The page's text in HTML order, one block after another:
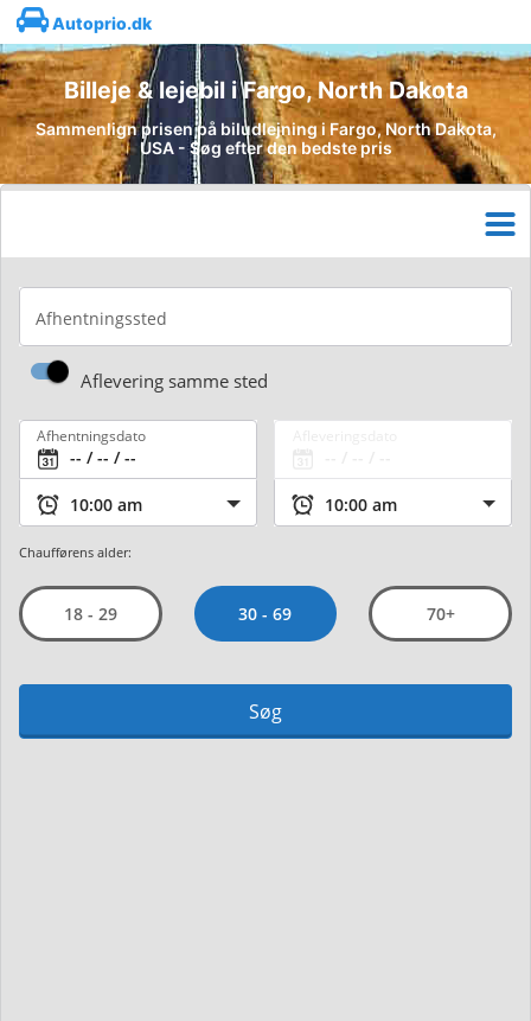
Autoprio.dk
Billeje & lejebil i Fargo, North Dakota
Sammenlign prisen på biludlejning i Fargo, North Dakota,
USA - Søg efter den bedste pris
Afhentningssted
Aflevering samme sted
Afhentningsdato
Chaufførens alder:
18 - 29 30 - 69 70+
Søg